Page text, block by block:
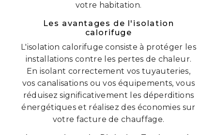
votre habitation.
Les avantages de l'isolation
calorifuge
L'isolation calorifuge consiste à protéger les
installations contre les pertes de chaleur.
En isolant correctement vos tuyauteries,
vos canalisations ou vos équipements, vous
réduisez significativement les déperditions
énergétiques et réalisez des économies sur
votre facture de chauffage.